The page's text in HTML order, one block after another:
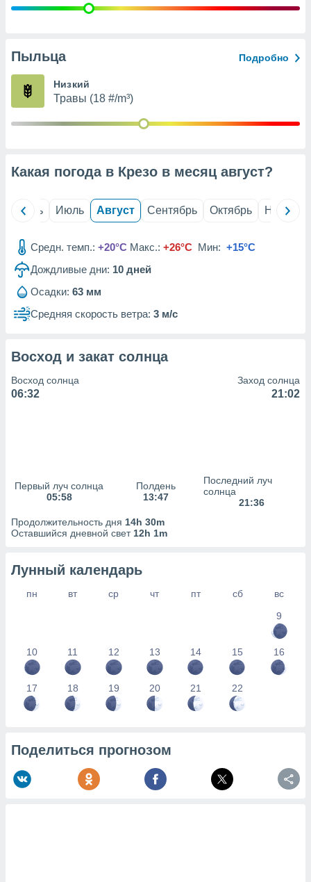
данных
рекламы
сведения
Пыльца Подробно
Низкий
Травы (18 #/m³)
Какая погода в Крезо в месяц август?
Июнь Июль Август Сентябрь Октябрь Ноябрь
Средн. темп.: +20°C Макс.: +26°C Мин: +15°C
Дождливые дни: 10 дней
Осадки: 63 мм
Средняя скорость ветра: 3 м/с
Восход и закат солнца
Восход солнца
06:32
Заход солнца
21:02
Первый луч солнца
05:58
Полдень
13:47
Последний луч
солнца
21:36
Продолжительность дня 14h 30m
Оставшийся дневной свет 12h 1m
Лунный календарь
пн вт ср чт пт сб
вс
9
10 11 12 13 14 15 16
17 18 19 20 21 22
Поделиться прогнозом